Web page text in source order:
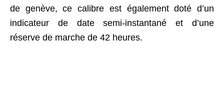
de genève, ce calibre est également doté d’un
indicateur de date semi-instantané et d’une
réserve de marche de 42 heures.